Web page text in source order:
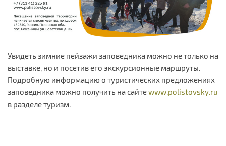
Увидеть зимние пейзажи заповедника можно не только на
выставке, но и посетив его экскурсионные маршруты.
Подробную информацию о туристических предложениях
заповедника можно получить на сайтеwww.polistovsky.ru
в разделе туризм.